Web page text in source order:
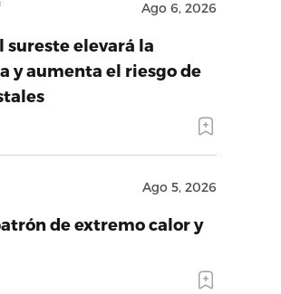
Ago 6, 2026
sureste elevará la
y aumenta el riesgo de
Ago 5, 2026
de extremo calor y